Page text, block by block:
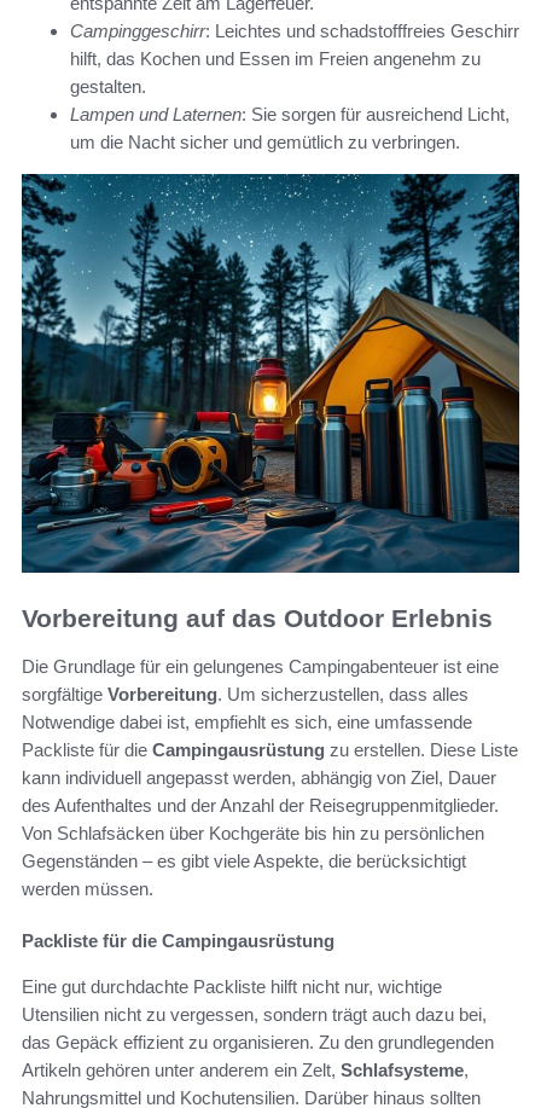
Campinggeschirr: Leichtes und schadstofffreies Geschirr
hilft, das Kochen und Essen im Freien angenehm zu
gestalten.
Lampen und Laternen: Sie sorgen für ausreichend Licht,
um die Nacht sicher und gemütlich zu verbringen.
Vorbereitung auf das Outdoor Erlebnis
Die Grundlage für ein gelungenes Campingabenteuer ist eine
sorgfältige Vorbereitung. Um sicherzustellen, dass alles
Notwendige dabei ist, empfiehlt es sich, eine umfassende
Packliste für die Campingausrüstung zu erstellen. Diese Liste
kann individuell angepasst werden, abhängig von Ziel, Dauer
des Aufenthaltes und der Anzahl der Reisegruppenmitglieder.
Von Schlafsäcken über Kochgeräte bis hin zu persönlichen
Gegenständen – es gibt viele Aspekte, die berücksichtigt
werden müssen.
Packliste für die Campingausrüstung
Eine gut durchdachte Packliste hilft nicht nur, wichtige
Utensilien nicht zu vergessen, sondern trägt auch dazu bei,
das Gepäck effizient zu organisieren. Zu den grundlegenden
Artikeln gehören unter anderem ein Zelt, Schlafsysteme,
Nahrungsmittel und Kochutensilien. Darüber hinaus sollten